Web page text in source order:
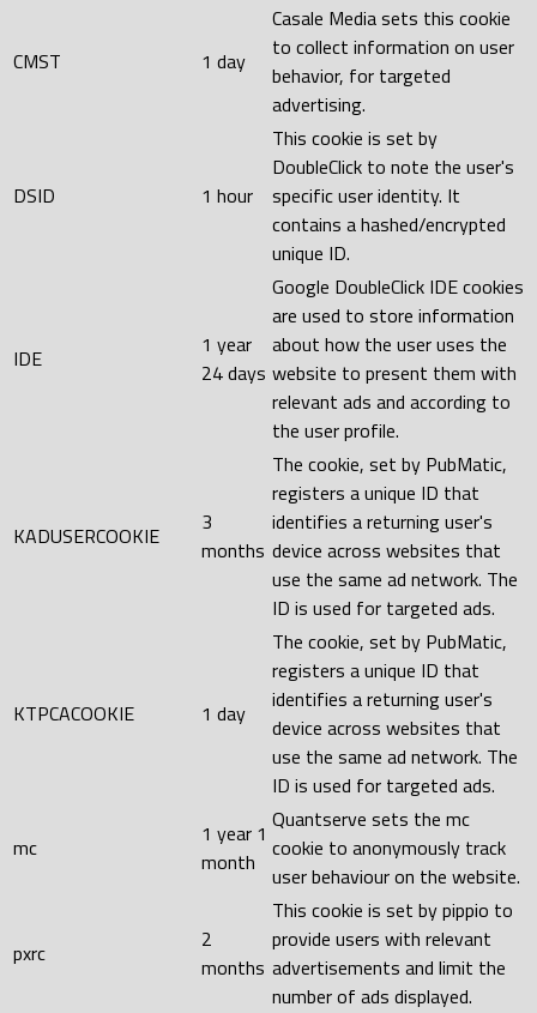
CMST 1 day
Casale Media sets this cookie
to collect information on user
behavior, for targeted
advertising.
DSID 1 hour
This cookie is set by
DoubleClick to note the user's
specific user identity. It
contains a hashed/encrypted
unique ID.
IDE
1 year
24 days
Google DoubleClick IDE cookies
are used to store information
about how the user uses the
website to present them with
relevant ads and according to
the user profile.
KADUSERCOOKIE
3
months
The cookie, set by PubMatic,
registers a unique ID that
identifies a returning user's
device across websites that
use the same ad network. The
ID is used for targeted ads.
KTPCACOOKIE 1 day
The cookie, set by PubMatic,
registers a unique ID that
identifies a returning user's
device across websites that
use the same ad network. The
ID is used for targeted ads.
mc
1 year 1
month
Quantserve sets the mc
cookie to anonymously track
user behaviour on the website.
pxrc
2
months
This cookie is set by pippio to
provide users with relevant
advertisements and limit the
number of ads displayed.